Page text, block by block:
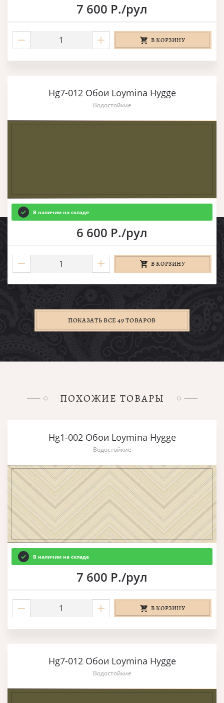
7 600 Р./рул
В КОРЗИНУ
Hg7-012 Обои Loymina Hygge
Водостойкие
В наличии на складе
6 600 Р./рул
В КОРЗИНУ
ПОКАЗАТЬ ВСЕ 49 ТОВАРОВ
ПОХОЖИЕ ТОВАРЫ
Hg1-002 Обои Loymina Hygge
Водостойкие
В наличии на складе
7 600 Р./рул
В КОРЗИНУ
Hg7-012 Обои Loymina Hygge
Водостойкие